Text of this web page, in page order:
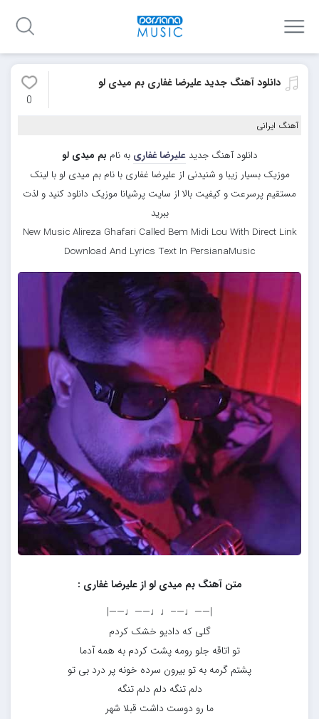
دانلود آهنگ جدید علیرضا غفاری بم میدی لو
0
آهنگ ایرانی
دانلود آهنگ جدیدعلیرضا غفاری به نام بم میدی لو
موزیک بسیار زیبا و شنیدنی از علیرضا غفاری با نام بم میدی لو با لینک
مستقیم پرسرعت و کیفیت بالا از سایت پرشیانا موزیک دانلود کنید و لذت
ببرید
New Music Alireza Ghafari Called Bem Midi Lou With Direct Link
Download And Lyrics Text In PersianaMusic
متن آهنگ بم میدی لو از علیرضا غفاری :
|——♩—–♩♩——♩——|
گلی که دادیو خشک کردم
تو اتاقه جلو رومه پشت کردم به همه آدما
پشتم گرمه به تو بیرون سرده خونه پر درد بی تو
دلم تنگه دلم دلم تنگه
ما رو دوست داشت قبلا شهر